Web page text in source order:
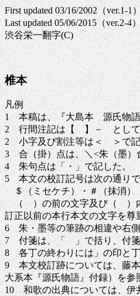
First updated 03/16/2002（ver.1-1）
Last updated 05/06/2015（ver.2-4）
渋谷栄一翻字(C)
椎本
凡例
1 本稿は、『大島本 源氏物語
2 行間注記は【 】－ として
2 小字及び割注等は＜ ＞で記
3 合（掛）点は、＼<朱（墨）
4 朱句点は「・」で記した。
5 本文の校訂記号は次の通りで
＄（ミセケチ）・＃（抹消）
（ ）の前の文字及び（ ）内
訂正以前の本行本文の文字を
6 朱・墨等の筆跡の相違や右
7 付箋は、「 」で括り、付箋
8 各丁の終わりには」の印と
9 本文校訂跡については、藤
大系本『源氏物語』付録）を参
10 和歌の出典については、伊